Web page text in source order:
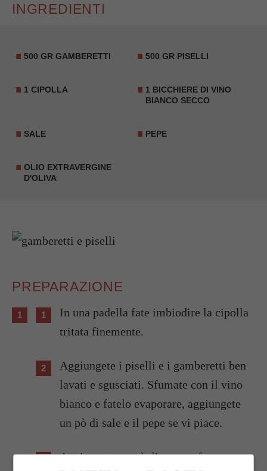
INGREDIENTI
500 GR GAMBERETTI 500 GR PISELLI
1 CIPOLLA
1 BICCHIERE DI VINO
BIANCO SECCO
SALE PEPE
OLIO EXTRAVERGINE
D'OLIVA
PREPARAZIONE
In una padella fate imbiodire la cipolla
tritata finemente.
Aggiungete i piselli e i gamberetti ben
lavati e sgusciati. Sfumate con il vino
bianco e fatelo evaporare, aggiungete
un pò di sale e il pepe se vi piace.
Aggiungete un pò d’acqua e fate